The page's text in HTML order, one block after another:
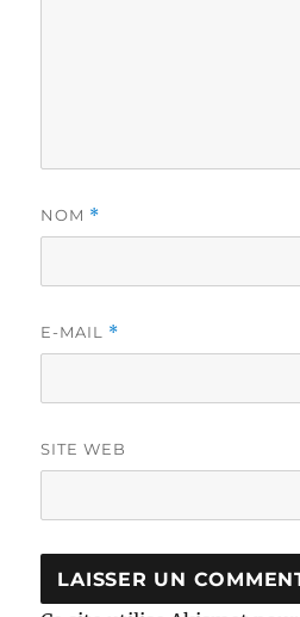
NOM *
E-MAIL *
SITE WEB